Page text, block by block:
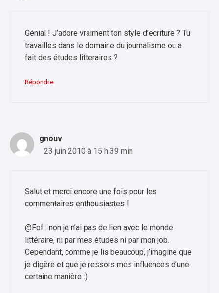
Génial ! J’adore vraiment ton style d’ecriture ? Tu
travailles dans le domaine du journalisme ou a
fait des études litteraires ?
Répondre
gnouv
23 juin 2010 à 15 h 39 min
Salut et merci encore une fois pour les
commentaires enthousiastes !
@Fof : non je n’ai pas de lien avec le monde
littéraire, ni par mes études ni par mon job.
Cependant, comme je lis beaucoup, j’imagine que
je digère et que je ressors mes influences d’une
certaine manière :)